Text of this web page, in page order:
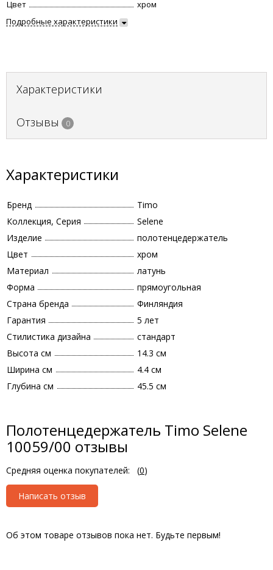
Цвет
хром
Подробные характеристики
Характеристики
Отзывы 0
Характеристики
Бренд
Timo
Коллекция, Серия
Selene
Изделие
полотенцедержатель
Цвет
хром
Материал
латунь
Форма
прямоугольная
Страна бренда
Финляндия
Гарантия
5 лет
Стилистика дизайна
стандарт
Высота см
14.3 см
Ширина см
4.4 см
Глубина см
45.5 см
Полотенцедержатель Timo Selene
10059/00 отзывы
Средняя оценка покупателей: (0)
Написать отзыв
Об этом товаре отзывов пока нет. Будьте первым!